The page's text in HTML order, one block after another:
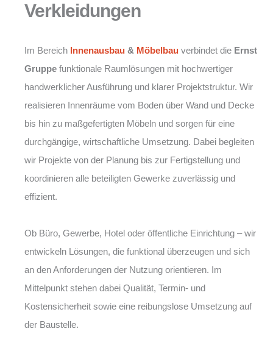
Verkleidungen
Im Bereich Innenausbau & Möbelbau verbindet die Ernst
Gruppe funktionale Raumlösungen mit hochwertiger
handwerklicher Ausführung und klarer Projektstruktur. Wir
realisieren Innenräume vom Boden über Wand und Decke
bis hin zu maßgefertigten Möbeln und sorgen für eine
durchgängige, wirtschaftliche Umsetzung. Dabei begleiten
wir Projekte von der Planung bis zur Fertigstellung und
koordinieren alle beteiligten Gewerke zuverlässig und
effizient.
Ob Büro, Gewerbe, Hotel oder öffentliche Einrichtung – wir
entwickeln Lösungen, die funktional überzeugen und sich
an den Anforderungen der Nutzung orientieren. Im
Mittelpunkt stehen dabei Qualität, Termin- und
Kostensicherheit sowie eine reibungslose Umsetzung auf
der Baustelle.